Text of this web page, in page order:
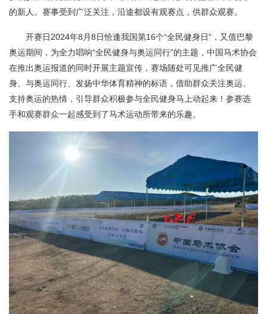
的新人。赛事受到广泛关注，沿途都设有观赛点，供群众观赛。
开赛日2024年8月8日恰逢我国第16个“全民健身日”，又值巴黎
奥运期间，为全力唱响“全民健身与奥运同行”的主题，中国马术协会
在推出奥运报道的同时开展主题宣传，赛场随处可见推广全民健
身、与奥运同行、发扬中华体育精神的标语，借助群众关注奥运、
支持奥运的热情，引导群众积极参与全民健身马上动起来！参赛选
手和观赛群众一起感受到了马术运动所带来的乐趣。